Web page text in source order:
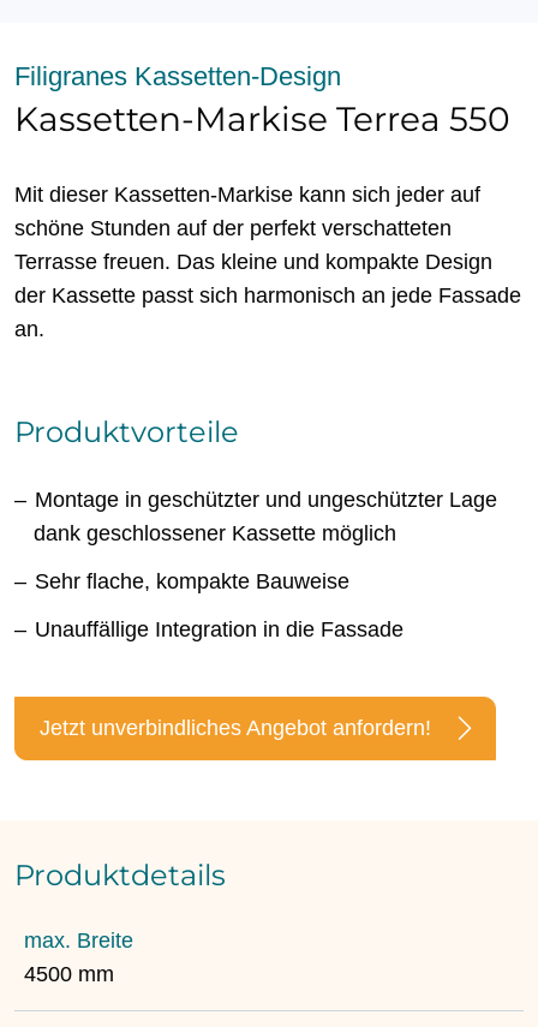
Filigranes Kassetten-Design
Kassetten-Markise Terrea 550
Mit dieser Kassetten-Markise kann sich jeder auf
schöne Stunden auf der perfekt verschatteten
Terrasse freuen. Das kleine und kompakte Design
der Kassette passt sich harmonisch an jede Fassade
an.
Produktvorteile
Montage in geschützter und ungeschützter Lage
dank geschlossener Kassette möglich
Sehr flache, kompakte Bauweise
Unauffällige Integration in die Fassade
Jetzt unverbindliches Angebot anfordern!
Produktdetails
max. Breite
4500 mm